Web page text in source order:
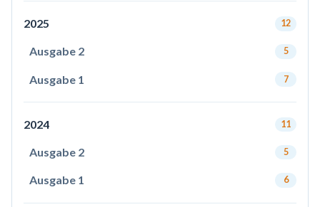
2025 12
Ausgabe 2 5
Ausgabe 1 7
2024 11
Ausgabe 2 5
Ausgabe 1 6